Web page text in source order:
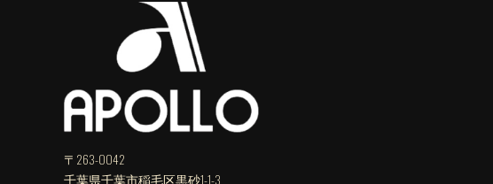
〒263-0042
千葉県千葉市稲毛区黒砂1-1-3